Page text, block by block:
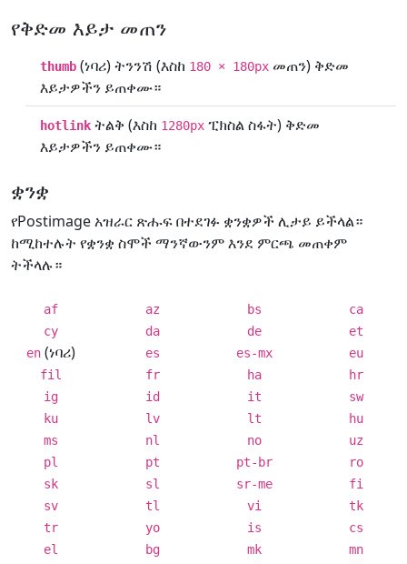
የቅድመ እይታ መጠን
thumb (ነባሪ) ትንንሽ (እስከ 180 × 180px መጠን) ቅድመ
እይታዎችን ይጠቀሙ።
hotlink ትልቅ (እስከ 1280px ፒክስል ስፋት) ቅድመ
እይታዎችን ይጠቀሙ።
ቋንቋ
የPostimage አዝራር ጽሑፍ በተደገፉ ቋንቋዎች ሊታይ ይችላል።
ከሚከተሉት የቋንቋ ስሞች ማንኛውንም እንደ ምርጫ መጠቀም
ትችላሉ።
af az bs
ca
cy
da de
et
en (ነባሪ) es es-mx
eu
fil
fr ha
hr
ig
id it
sw
ku
lv lt
hu
ms
nl no
uz
pl
pt pt-br
ro
sk
sl sr-me
fi
sv
tl vi
tk
tr
yo is
cs
el
bg mk
mn